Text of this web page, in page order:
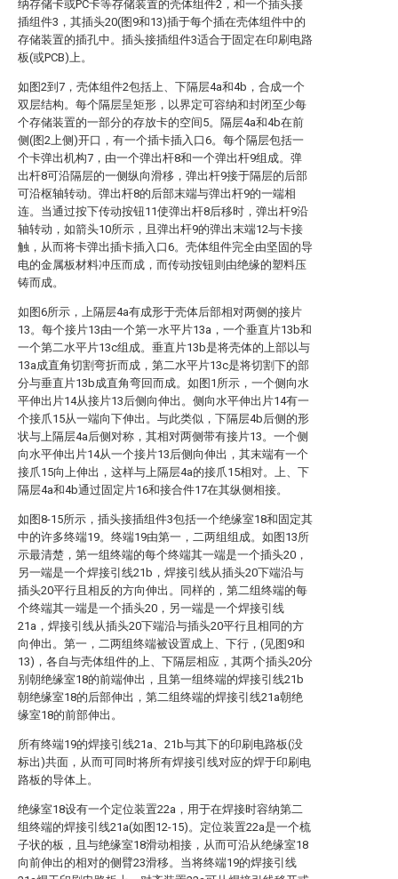
纳存储卡或PC卡等存储装置的壳体组件2，和一个插头接
插组件3，其插头20(图9和13)插于每个插在壳体组件中的
存储装置的插孔中。插头接插组件3适合于固定在印刷电路
板(或PCB)上。
如图2到7，壳体组件2包括上、下隔层4a和4b，合成一个
双层结构。每个隔层呈矩形，以界定可容纳和封闭至少每
个存储装置的一部分的存放卡的空间5。隔层4a和4b在前
侧(图2上侧)开口，有一个插卡插入口6。每个隔层包括一
个卡弹出机构7，由一个弹出杆8和一个弹出杆9组成。弹
出杆8可沿隔层的一侧纵向滑移，弹出杆9接于隔层的后部
可沿枢轴转动。弹出杆8的后部末端与弹出杆9的一端相
连。当通过按下传动按钮11使弹出杆8后移时，弹出杆9沿
轴转动，如箭头10所示，且弹出杆9的弹出末端12与卡接
触，从而将卡弹出插卡插入口6。壳体组件完全由坚固的导
电的金属板材料冲压而成，而传动按钮则由绝缘的塑料压
铸而成。
如图6所示，上隔层4a有成形于壳体后部相对两侧的接片
13。每个接片13由一个第一水平片13a，一个垂直片13b和
一个第二水平片13c组成。垂直片13b是将壳体的上部以与
13a成直角切割弯折而成，第二水平片13c是将切割下的部
分与垂直片13b成直角弯回而成。如图1所示，一个侧向水
平伸出片14从接片13后侧向伸出。侧向水平伸出片14有一
个接爪15从一端向下伸出。与此类似，下隔层4b后侧的形
状与上隔层4a后侧对称，其相对两侧带有接片13。一个侧
向水平伸出片14从一个接片13后侧向伸出，其末端有一个
接爪15向上伸出，这样与上隔层4a的接爪15相对。上、下
隔层4a和4b通过固定片16和接合件17在其纵侧相接。
如图8-15所示，插头接插组件3包括一个绝缘室18和固定其
中的许多终端19。终端19由第一，二两组组成。如图13所
示最清楚，第一组终端的每个终端其一端是一个插头20，
另一端是一个焊接引线21b，焊接引线从插头20下端沿与
插头20平行且相反的方向伸出。同样的，第二组终端的每
个终端其一端是一个插头20，另一端是一个焊接引线
21a，焊接引线从插头20下端沿与插头20平行且相同的方
向伸出。第一，二两组终端被设置成上、下行，(见图9和
13)，各自与壳体组件的上、下隔层相应，其两个插头20分
别朝绝缘室18的前端伸出，且第一组终端的焊接引线21b
朝绝缘室18的后部伸出，第二组终端的焊接引线21a朝绝
缘室18的前部伸出。
所有终端19的焊接引线21a、21b与其下的印刷电路板(没
标出)共面，从而可同时将所有焊接引线对应的焊于印刷电
路板的导体上。
绝缘室18设有一个定位装置22a，用于在焊接时容纳第二
组终端的焊接引线21a(如图12-15)。定位装置22a是一个梳
子状的板，且与绝缘室18滑动相接，从而可沿从绝缘室18
向前伸出的相对的侧臂23滑移。当将终端19的焊接引线